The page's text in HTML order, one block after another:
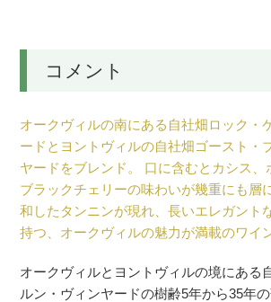
コメント
オークヴィルの南にある自社畑ロック・
ードとヨントヴィルの自社畑ゴースト・
ヤードをブレンド。 口に含むとカシス、
ブラックチェリーの味わいが幾重にも層
和したタンニンが現れ、長いエレガント
持つ、オークヴィルの魅力が満載のワイ
オークヴィルとヨントヴィルの境にある
ルン・ヴィンヤードの樹齢5年から35年